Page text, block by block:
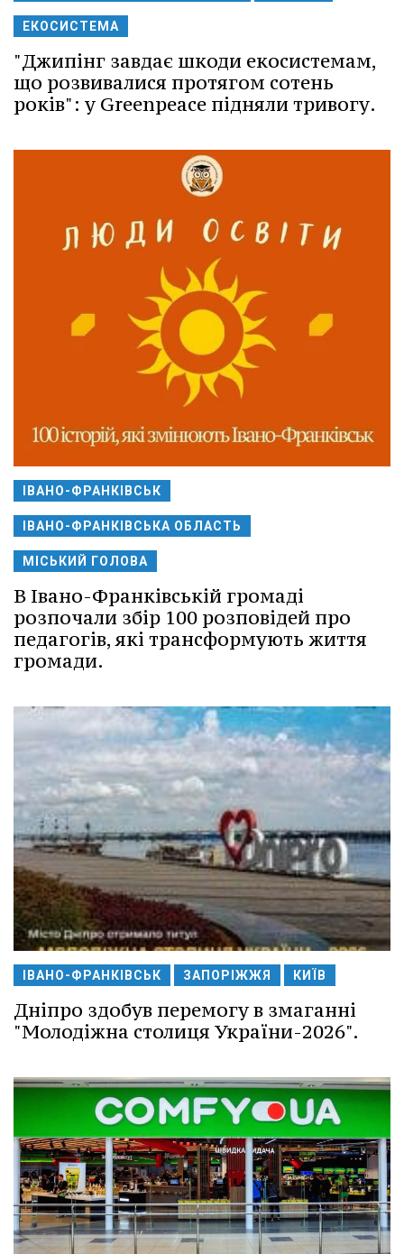
ЕКОСИСТЕМА
"Джипінг завдає шкоди екосистемам,
що розвивалися протягом сотень
років": у Greenpeace підняли тривогу.
ІВАНО-ФРАНКІВСЬК
ІВАНО-ФРАНКІВСЬКА ОБЛАСТЬ
МІСЬКИЙ ГОЛОВА
В Івано-Франківській громаді
розпочали збір 100 розповідей про
педагогів, які трансформують життя
громади.
ІВАНО-ФРАНКІВСЬК ЗАПОРІЖЖЯ КИЇВ
Дніпро здобув перемогу в змаганні
"Молодіжна столиця України-2026".